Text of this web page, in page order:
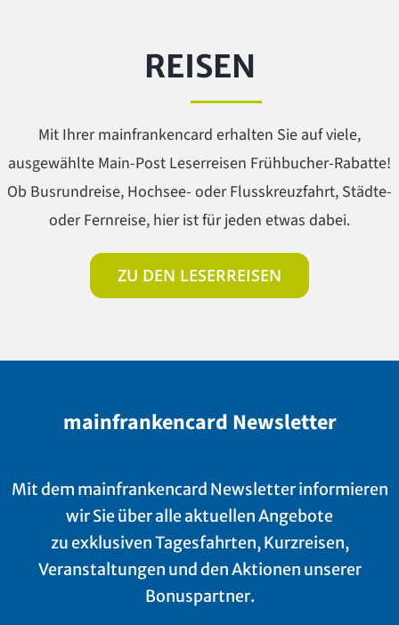
REISEN
Mit Ihrer mainfrankencard erhalten Sie auf viele,
ausgewählte Main-Post Leserreisen Frühbucher-Rabatte!
Ob Busrundreise, Hochsee- oder Flusskreuzfahrt, Städte-
oder Fernreise, hier ist für jeden etwas dabei.
ZU DEN LESERREISEN
mainfrankencard Newsletter
Mit dem mainfrankencard Newsletter informieren
wir Sie über alle aktuellen Angebote
zu exklusiven Tagesfahrten, Kurzreisen,
Veranstaltungen und den Aktionen unserer
Bonuspartner.